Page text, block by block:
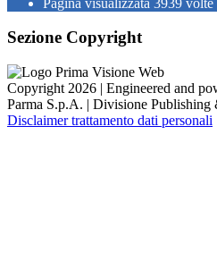
Sezione Copyright
Copyright 2026 | Engineered and
Parma S.p.A. | Divisione
Disclaimer trattamento dati personali